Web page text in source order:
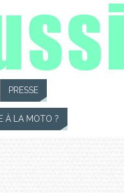
PRESSE
À LA MOTO ?